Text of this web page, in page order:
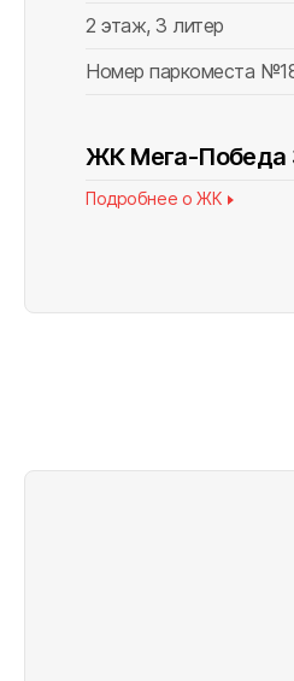
ВСЕГО НАЙДЕНО
2 этаж, 3 литер
Номер паркоместа
ЖК Мега-Победа
Подробнее о ЖК